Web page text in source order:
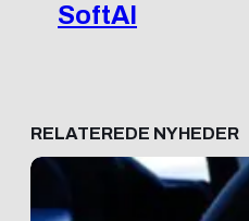
SoftAI
RELATEREDE NYHEDER